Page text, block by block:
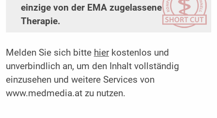
einzige von der EMA zugelassene
Therapie.
Melden Sie sich bitte hierkostenlos und
unverbindlich an, um den Inhalt vollständig
einzusehen und weitere Services von
www.medmedia.at zu nutzen.